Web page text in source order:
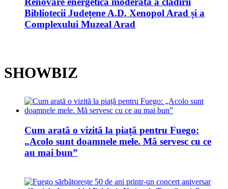
Bibliotecii Județene A.D. Xenopol Arad și a
Complexului Muzeal Arad
SHOWBIZ
Cum arată o vizită la piață pentru Fuego:
„Acolo sunt doamnele mele. Mă servesc cu ce
au mai bun”